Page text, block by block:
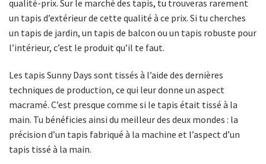
qualité-prix. Sur le marché des tapis, tu trouveras rarement
un tapis d’extérieur de cette qualité à ce prix. Si tu cherches
un tapis de jardin, un tapis de balcon ou un tapis robuste pour
l’intérieur, c’est le produit qu’il te faut.
Les tapis Sunny Days sont tissés à l’aide des dernières
techniques de production, ce qui leur donne un aspect
macramé. C’est presque comme si le tapis était tissé à la
main. Tu bénéficies ainsi du meilleur des deux mondes : la
précision d’un tapis fabriqué à la machine et l’aspect d’un
tapis tissé à la main.